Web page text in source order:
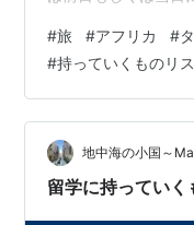
険はまだ入っていな
る割に、準備リスト
しながら書いている
行準備リストを使っ
か。エクセルで表を
分からなくなる未来
#旅 #アフリカ #
#持っていくものリ
地中海の小国～
留学に持っていく